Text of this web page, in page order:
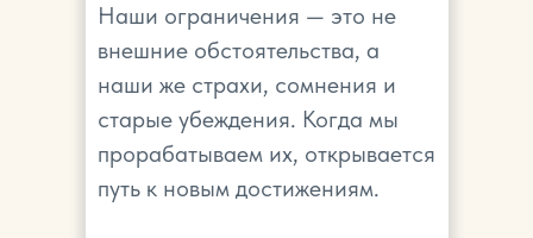
Наши ограничения — это не
внешние обстоятельства, а
наши же страхи, сомнения и
старые убеждения. Когда мы
прорабатываем их, открывается
путь к новым достижениям.